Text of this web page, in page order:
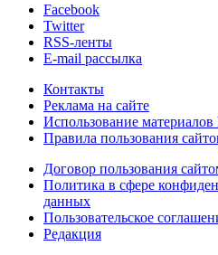
Facebook
Twitter
RSS-ленты
E-mail рассылка
Контакты
Реклама на сайте
Использование материалов
Правила пользования
Договор пользования
Политика в сфере
данных
Пользовательское
Редакция